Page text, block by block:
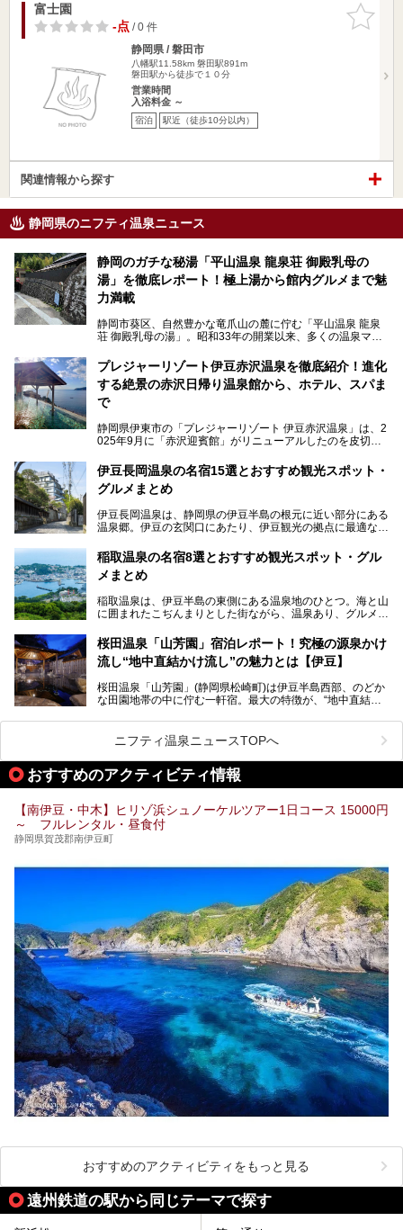
お気に入
りに追加
富士園
-点/ 0 件
静岡県 / 磐田市
八幡駅11.58km 磐田駅891m
磐田駅から徒歩で１０分
営業時間
入浴料金 ～
宿泊 駅近（徒歩10分以内）
関連情報から探す
静岡県のニフティ温泉ニュース
静岡のガチな秘湯「平山温泉 龍泉荘 御殿乳母の
湯」を徹底レポート！極上湯から館内グルメまで魅
力満載
静岡市葵区、自然豊かな竜爪山の麓に佇む「平山温泉 龍泉
荘 御殿乳母の湯」。昭和33年の開業以来、多くの温泉マニ
極上温泉です。お湯はもちろん、実はグルメも揃っているん
です。多くのファンを持つ、その圧倒的なこだわりと魅力を
解説します。
プレジャーリゾート伊豆赤沢温泉を徹底紹介！進化
する絶景の赤沢日帰り温泉館から、ホテル、スパま
で
静岡県伊東市の「プレジャーリゾート 伊豆赤沢温泉」は、2
025年9月に「赤沢迎賓館」がリニューアルしたのを皮切り
館」、「RED 28 HOTEL」がリニューアル。さらにこのあ
とグランピング施設のGRAX EARTH FIELD（グラックスア
ースフィールド）、大型屋内アミューズメント施設のPLEA
予定。
ャー施設など、現在リニューアルオープンしている施設を中
心に、家族連れでも大人だけでも、おひとりさまでも多彩な
楽しみ方ができる「プレジャーリゾート 伊豆赤沢温泉」を
───
この記事はプレジャーリゾート 伊豆赤沢温泉のPR記事で
す。
伊豆長岡温泉の名宿15選とおすすめ観光スポット・
グルメまとめ
伊豆長岡温泉は、静岡県の伊豆半島の根元に近い部分にある
温泉郷。伊豆の玄関口にあたり、伊豆観光の拠点に最適な立
ちろん日帰りでも楽しめるのが魅力です。
この記事では、伊豆長岡温泉の歴史や魅力、おすすめの宿を
る温泉施設も紹介します！
稲取温泉の名宿8選とおすすめ観光スポット・グル
メまとめ
稲取温泉は、伊豆半島の東側にある温泉地のひとつ。海と山
に囲まれたこぢんまりとした街ながら、温泉あり、グルメあ
京からは約2時間30分、直通電車もありアクセスしやすいの
もうれしいところ。
入れる温泉施設、チェックしたい観光スポットやアクティビ
ティなどを一挙にまとめピックアップ。伊豆稲取温泉を訪れ
桜田温泉「山芳園」宿泊レポート！究極の源泉かけ
流し“地中直結かけ流し”の魅力とは【伊豆】
桜田温泉「山芳園」(静岡県松崎町)は伊豆半島西部、のどか
な田園地帯の中に佇む一軒宿。最大の特徴が、“地中直結か
地下に眠る源泉を加水・加温・消毒無し、さらには途中過程
で空気にも触れさせることなく浴槽まで提供。「究極の源泉
かけ流し」と言っても決して過言ではありません。
今回、桜田温泉「山芳園」の“温泉”を中心に、その魅力を詳
細レポート。また口コミの評判も非常に高い宿であり、客室
や食事も併せて徹底紹介します！
ニフティ温泉ニュースTOPへ
おすすめのアクティビティ情報
【南伊豆・中木】ヒリゾ浜シュノーケルツアー1日コース 15000円
～ フルレンタル・昼食付
静岡県賀茂郡南伊豆町
おすすめのアクティビティをもっと見る
遠州鉄道の駅から同じテーマで探す